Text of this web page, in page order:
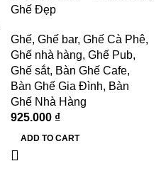
Ghế Đẹp
Ghế, Ghế bar, Ghế Cà Phê,
Ghế nhà hàng, Ghế Pub,
Ghế sắt, Bàn Ghế Cafe,
Bàn Ghế Gia Đình, Bàn
Ghế Nhà Hàng
925.000 ₫
ADD TO CART